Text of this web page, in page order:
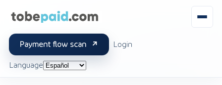
Payment flow scan Login
Language